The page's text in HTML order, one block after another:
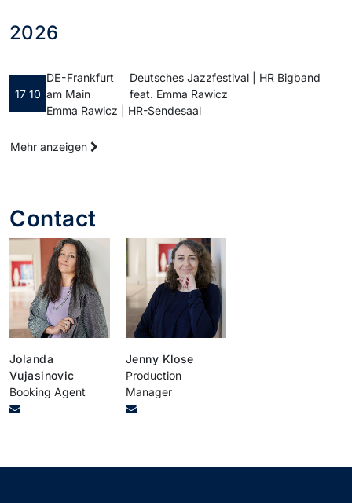
2026
17 10
DE - Frankfurt
am Main
Deutsches Jazzfestival | HR Bigband
feat. Emma Rawicz
Emma Rawicz | HR-Sendesaal
Mehr anzeigen
Contact
Jolanda
Vujasinovic
Booking Agent
Jenny Klose
Production
Manager